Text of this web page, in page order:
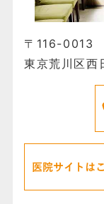
〒116-0013
東京荒川区